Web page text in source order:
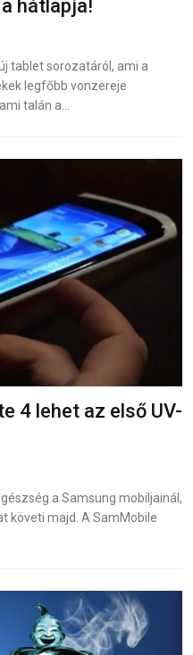
hátlapja!
tablet sorozatáról, ami a
legfőbb vonzereje
talán a…
4 lehet az első UV-
a Samsung mobiljainál,
követi majd. A SamMobile